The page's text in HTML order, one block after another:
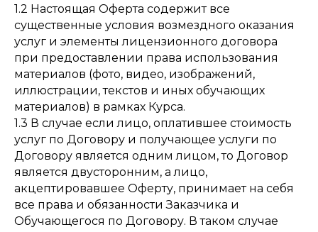
1.2 Настоящая Оферта содержит все
существенные условия возмездного оказания
услуг и элементы лицензионного договора
при предоставлении права использования
материалов (фото, видео, изображений,
иллюстрации, текстов и иных обучающих
материалов) в рамках Курса.
1.3 В случае если лицо, оплатившее стоимость
услуг по Договору и получающее услуги по
Договору является одним лицом, то Договор
является двусторонним, а лицо,
акцептировавшее Оферту, принимает на себя
все права и обязанности Заказчика и
Обучающегося по Договору. В таком случае